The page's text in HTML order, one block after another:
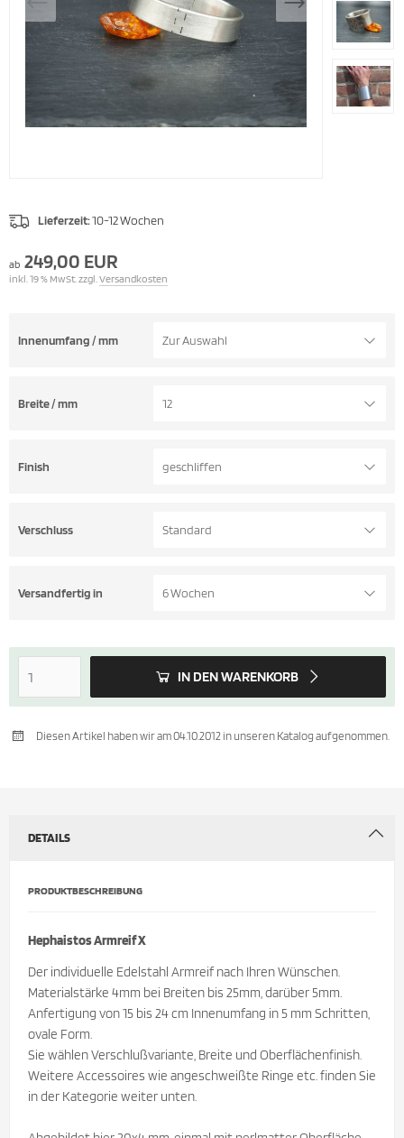
Lieferzeit:10-12 Wochen
ab 249,00 EUR
inkl. 19 % MwSt. zzgl.Versandkosten
Innenumfang / mm Zur Auswahl
Breite / mm 12
Finish geschliffen
Verschluss Standard
Versandfertig in 6 Wochen
IN DEN WARENKORB
Diesen Artikel haben wir am 04.10.2012 in unseren Katalog aufgenommen.
DETAILS
PRODUKTBESCHREIBUNG
Hephaistos Armreif X
Der individuelle Edelstahl Armreif nach Ihren Wünschen.
Materialstärke 4mm bei Breiten bis 25mm, darüber 5mm.
Anfertigung von 15 bis 24 cm Innenumfang in 5 mm Schritten,
ovale Form.
Sie wählen Verschlußvariante, Breite und Oberflächenfinish.
Weitere Accessoires wie angeschweißte Ringe etc. finden Sie
in der Kategorie weiter unten.